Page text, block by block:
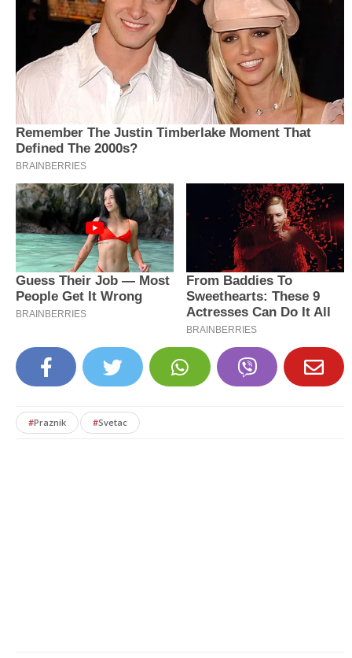
#Praznik #Svetac